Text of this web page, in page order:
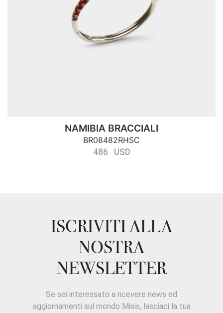
NAMIBIA BRACCIALI
BR08482RHSC
486 USD
ISCRIVITI ALLA
NOSTRA
NEWSLETTER
Se sei interessato a ricevere news ed
aggiornamenti sul mondo Misis, lasciaci la tua